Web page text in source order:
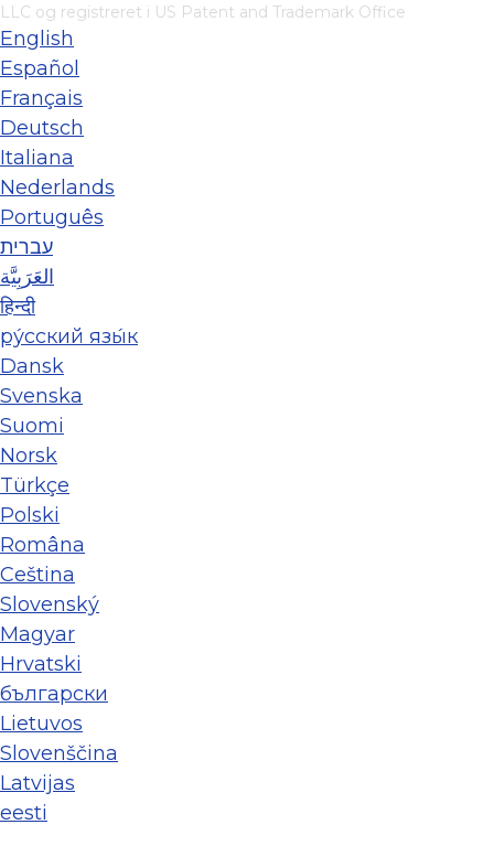
LLC og registreret i US Patent and Trademark Office
English
Español
Français
Deutsch
Italiana
Nederlands
Português
עברית
العَرَبِيَّة
हिन्दी
ру́сский язы́к
Dansk
Svenska
Suomi
Norsk
Türkçe
Polski
Româna
Ceština
Slovenský
Magyar
Hrvatski
български
Lietuvos
Slovenščina
Latvijas
eesti